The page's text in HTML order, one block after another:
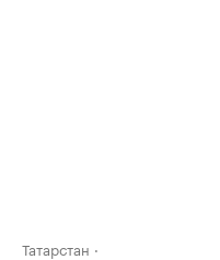
Татарстан